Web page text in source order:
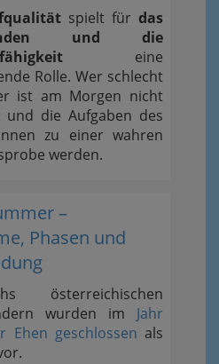
spielt für das
und die
eine
Rolle. Wer schlecht
ist am Morgen nicht
und die Aufgaben des
zu einer wahren
werden.
–
Phasen und
österreichischen
wurden im Jahr
Ehen geschlossen als